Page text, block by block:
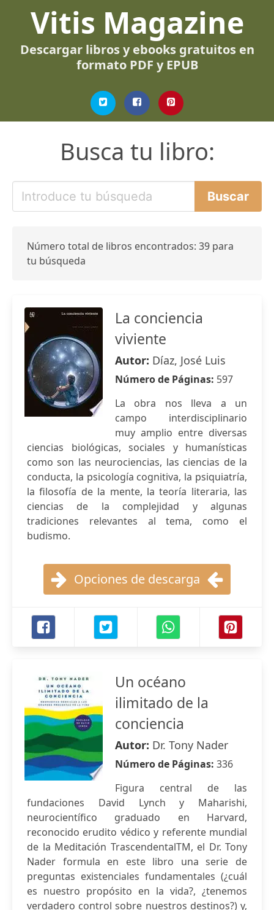
Vitis Magazine
Descargar libros y ebooks gratuitos en
formato PDF y EPUB
Busca tu libro:
Número total de libros encontrados: 39 para
tu búsqueda
La conciencia
viviente
Autor: Díaz, José Luis
Número de Páginas: 597
La obra nos lleva a un
campo interdisciplinario
muy amplio entre diversas
ciencias biológicas, sociales y humanísticas
como son las neurociencias, las ciencias de la
conducta, la psicología cognitiva, la psiquiatría,
la filosofía de la mente, la teoría literaria, las
ciencias de la complejidad y algunas
tradiciones relevantes al tema, como el
budismo.
Opciones de descarga
Un océano
ilimitado de la
conciencia
Autor: Dr. Tony Nader
Número de Páginas: 336
Figura central de las
fundaciones David Lynch y Maharishi,
neurocientífico graduado en Harvard,
reconocido erudito védico y referente mundial
de la Meditación TrascendentalTM, el Dr. Tony
Nader formula en este libro una serie de
preguntas existenciales fundamentales (¿cuál
es nuestro propósito en la vida?, ¿tenemos
verdadero control sobre nuestros destinos?) y,